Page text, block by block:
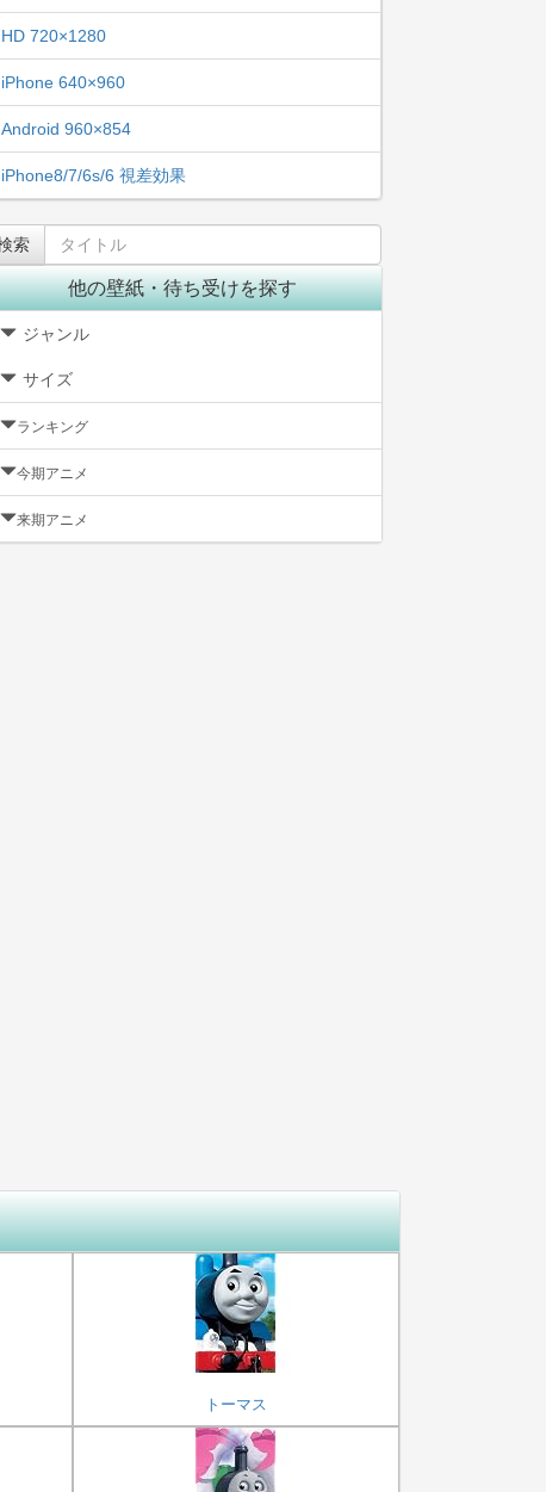
HD 720×1280
iPhone 640×960
Android 960×854
iPhone8/7/6s/6 視差効果
他の壁紙・待ち受けを探す
ジャンル
サイズ
ランキング
今期アニメ
来期アニメ
トーマス